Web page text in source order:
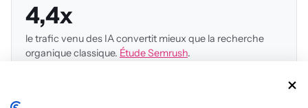
4,4x
le trafic venu des IA convertit mieux que la recherche
organique classique. Étude Semrush.